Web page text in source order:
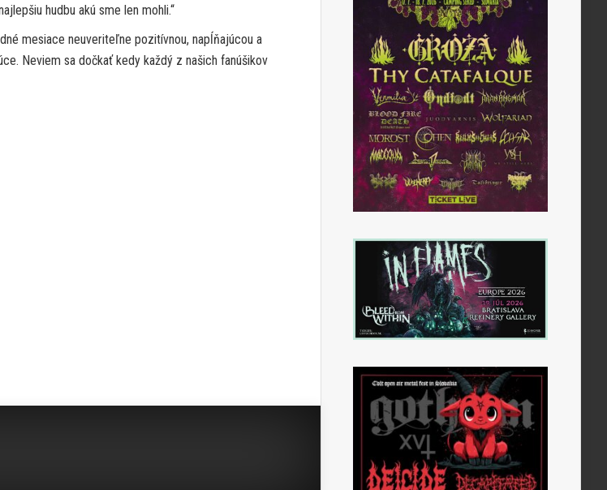
hudbu akú sme len mohli.“
mesiace neuveriteľne pozitívnou, napĺňajúcou a
Neviem sa dočkať kedy každý z našich fanúšikov